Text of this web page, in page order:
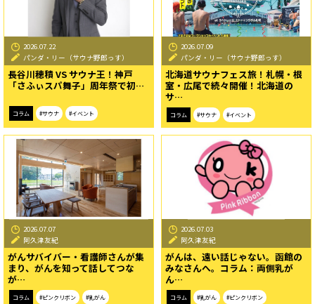
2026.07.22
パンダ・リー（サウナ野郎っす）
長谷川穂積 VS サウナ王！神戸
「さふぃスパ舞子」周年祭で初…
コラム #サウナ #イベント
2026.07.09
パンダ・リー（サウナ野郎っす）
北海道サウナフェス旅！札幌・根
室・広尾で続々開催！北海道の
サ…
コラム #サウナ #イベント
2026.07.07
阿久津友紀
がんサバイバー・看護師さんが集
まり、がんを知って話してつな
が…
コラム #ピンクリボン #乳がん
2026.07.03
阿久津友紀
がんは、遠い話じゃない。函館の
みなさんへ。コラム：両側乳が
ん…
コラム #乳がん #ピンクリボン